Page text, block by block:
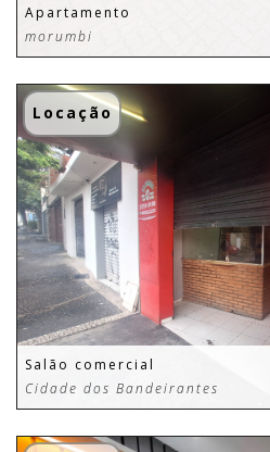
Apartamento
morumbi
Locação
Salão comercial
Cidade dos Bandeirantes